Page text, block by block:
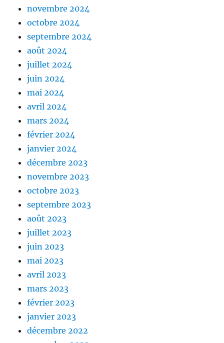
novembre 2024
octobre 2024
septembre 2024
août 2024
juillet 2024
juin 2024
mai 2024
avril 2024
mars 2024
février 2024
janvier 2024
décembre 2023
novembre 2023
octobre 2023
septembre 2023
août 2023
juillet 2023
juin 2023
mai 2023
avril 2023
mars 2023
février 2023
janvier 2023
décembre 2022